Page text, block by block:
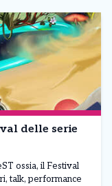
delle serie
ossia, il Festival
talk, performance